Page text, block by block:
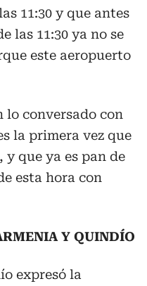
11:30 y que antes
las 11:30 ya no se
este aeropuerto
lo conversado con
la primera vez que
que ya es pan de
esta hora con
Y QUINDÍO
expresó la